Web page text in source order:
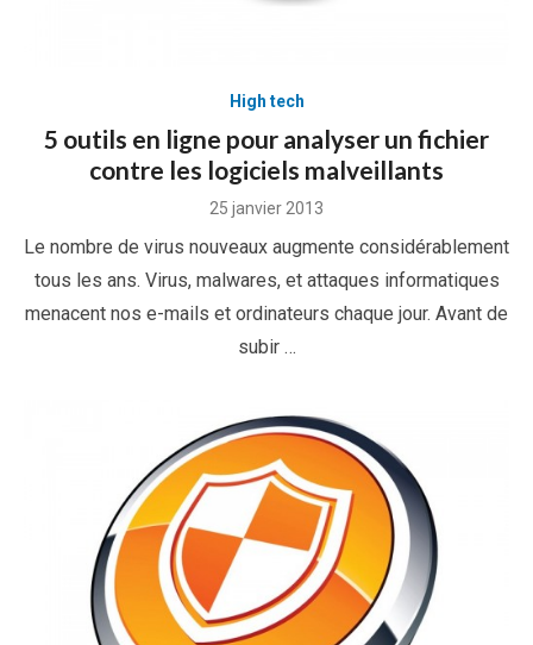
High tech
5 outils en ligne pour analyser un fichier
contre les logiciels malveillants
Posted
25 janvier 2013
Le nombre de virus nouveaux augmente considérablement
tous les ans. Virus, malwares, et attaques informatiques
menacent nos e-mails et ordinateurs chaque jour. Avant de
subir …